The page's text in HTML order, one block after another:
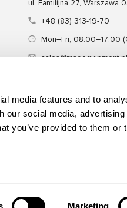
media features and to
our social media, advertising
you’ve provided to them or
Marketing
ul. Familijna 27, Warszawa
+48 (83) 313-19-70
Mon–Fri, 08:00–17:00
Szkolenie